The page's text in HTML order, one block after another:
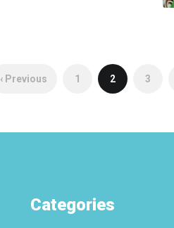
‹ Previous 1 2 3
Categories